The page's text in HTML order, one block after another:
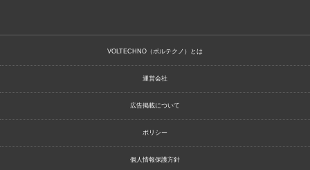
VOLTECHNO（ボルテクノ）とは
運営会社
広告掲載について
ポリシー
個人情報保護方針